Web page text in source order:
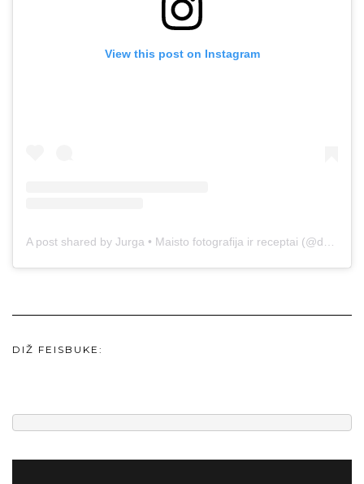
View this post on Instagram
DIŽ FEISBUKE: